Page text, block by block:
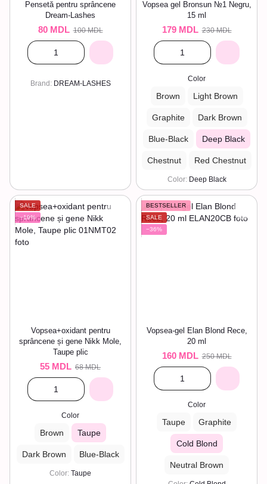
Pensetă pentru sprâncene
Dream-Lashes
80 MDL 100 MDL
Brand DREAM-LASHES
Vopsea gel Bronsun №1 Negru,
15 ml
179 MDL 230 MDL
Color
Brown Light Brown
Graphite Dark Brown
Blue-Black Deep Black
Chestnut Red Chestnut
Color Deep Black
SALE
−19%
Vopsea+oxidant pentru
sprâncene și gene Nikk Mole,
Taupe plic
55 MDL 68 MDL
Color
Brown Taupe
Dark Brown Blue-Black
Color Taupe
BESTSELLER
SALE
−36%
Vopsea-gel Elan Blond Rece,
20 ml
160 MDL 250 MDL
Color
Taupe Graphite
Cold Blond
Neutral Brown